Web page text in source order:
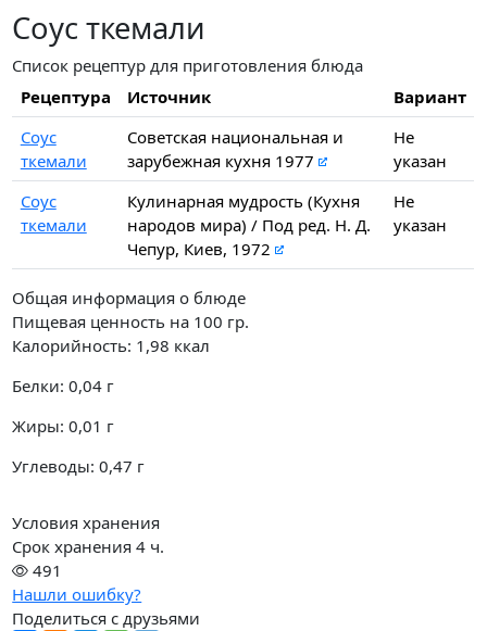
Соус ткемали
Список рецептур для приготовления блюда
Рецептура
Источник
Вариант
Соус
ткемали
Советская национальная и
зарубежная кухня 1977
Не
указан
Соус
ткемали
Кулинарная мудрость (Кухня
народов мира) / Под ред. Н. Д.
Чепур, Киев, 1972
Не
указан
Общая информация о блюде
Пищевая ценность на 100 гр.
Калорийность: 1,98 ккал
Белки: 0,04 г
Жиры: 0,01 г
Углеводы: 0,47 г
Условия хранения
Срок хранения 4 ч.
491
Нашли ошибку?
Поделиться с друзьями